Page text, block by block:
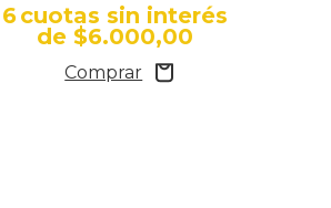
6cuotas sin interés
de $6.000,00